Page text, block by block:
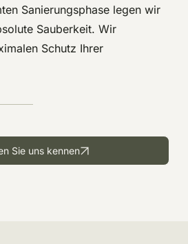
Sie uns kennen
Sanierungsphase legen wir
Sauberkeit. Wir
Schutz Ihrer